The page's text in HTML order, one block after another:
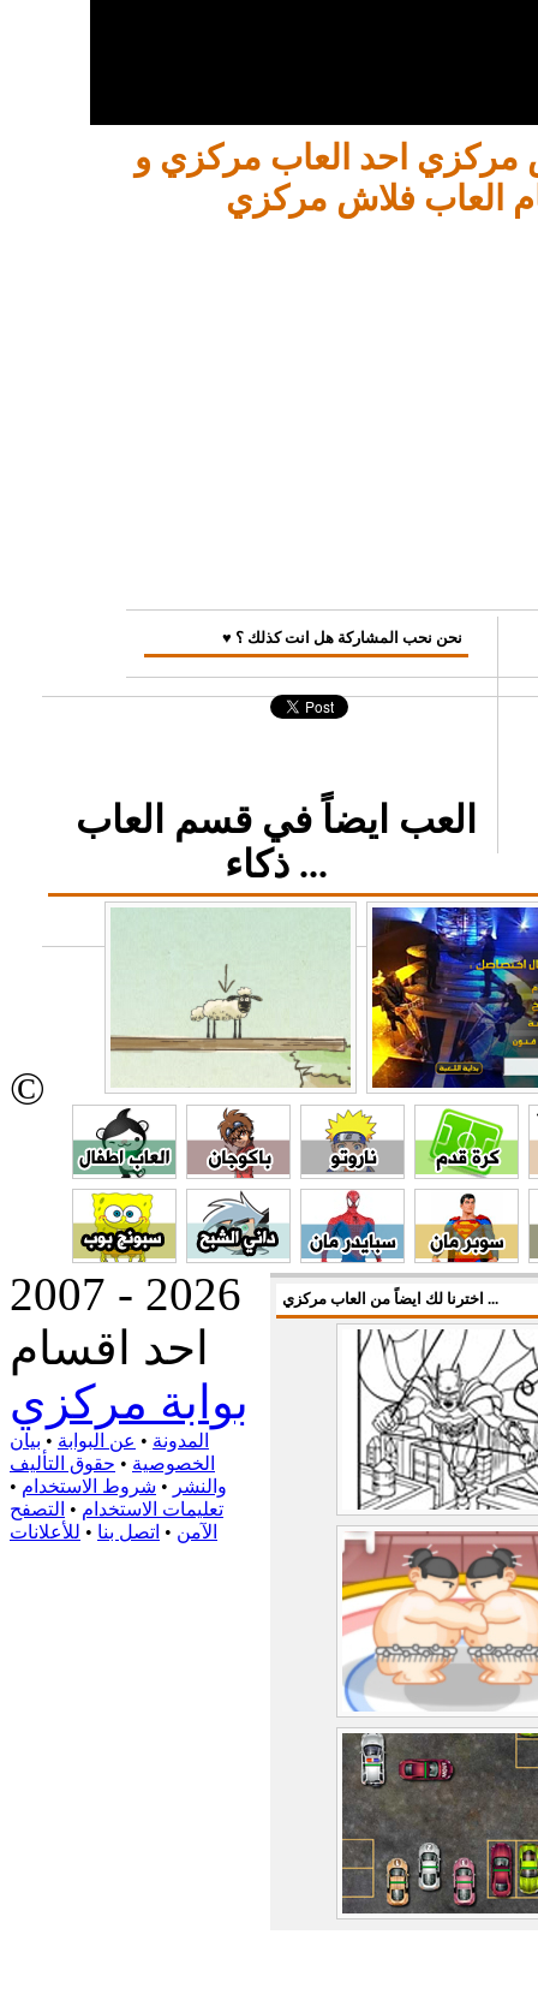
مركزي احد العاب مركزي و
العاب فلاش مركزي
♥ نحن نحب المشاركة هل انت كذلك ؟
العب ايضاً في قسم العاب
ذكاء ...
اخترنا لك ايضاً من العاب مركزي ...
©
2007 - 2026
احد اقسام
بوابة مركزي
المدونة • عن البوابة • بيان
الخصوصية • حقوق التأليف
والنشر • شروط الاستخدام •
تعليمات الاستخدام • التصفح
الآمن • اتصل بنا • للأعلانات